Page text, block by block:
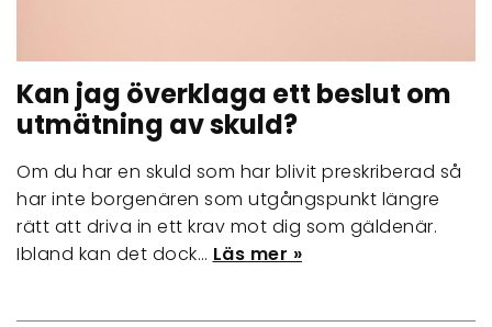
Kan jag överklaga ett beslut om
utmätning av skuld?
Om du har en skuld som har blivit preskriberad så
har inte borgenären som utgångspunkt längre
rätt att driva in ett krav mot dig som gäldenär.
Ibland kan det dock… Läs mer »